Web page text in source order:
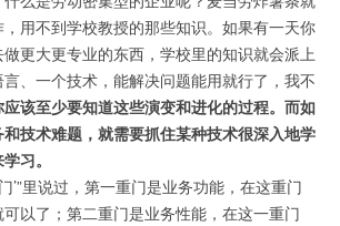
用不到学校教授的那些知识。如果有一天你
更大更专业的东西，学校里的知识就会派上
、一个技术，能解决问题能用就行了，我不
该至少要知道这些演变和进化的过程。而如
技术难题，就需要抓住某种技术很深入地学
习。
’”里说过，第一重门是业务功能，在这重门
以了；第二重门是业务性能，在这一重门